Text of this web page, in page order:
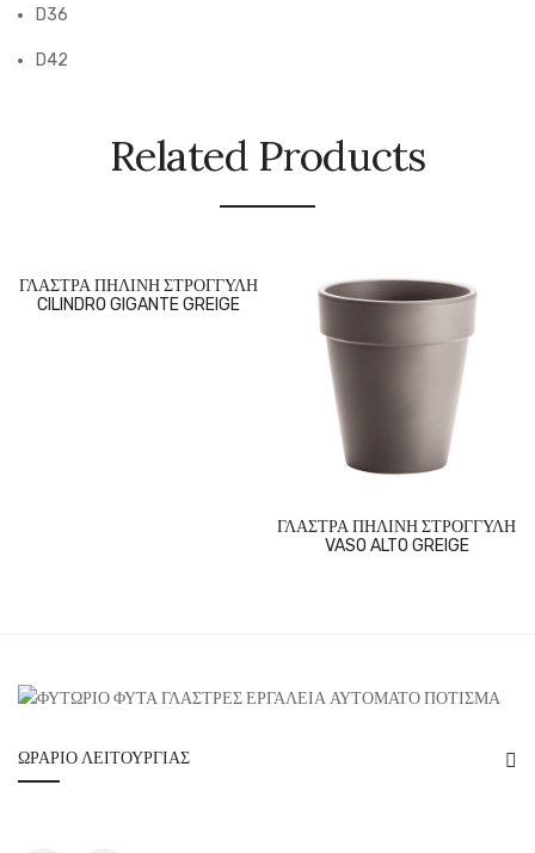
D36
D42
Related Products
ΓΛΑΣΤΡΑ ΠΗΛΙΝΗ ΣΤΡΟΓΓΥΛΗ
CILINDRO GIGANTE GREIGE
ΓΛΑΣΤΡΑ ΠΗΛΙΝΗ ΣΤΡΟΓΓΥΛΗ
VASO ALTO GREIGE
ΩΡΆΡΙΟ ΛΕΙΤΟΥΡΓΊΑΣ